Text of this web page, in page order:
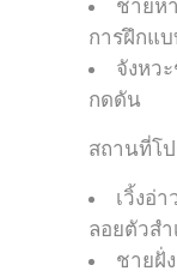
ชายห
การฝึกแ
จังหว
กดดัน
สถานที่โ
เวิ้งอ่
ลอยตัวสำ
ชายฝั่